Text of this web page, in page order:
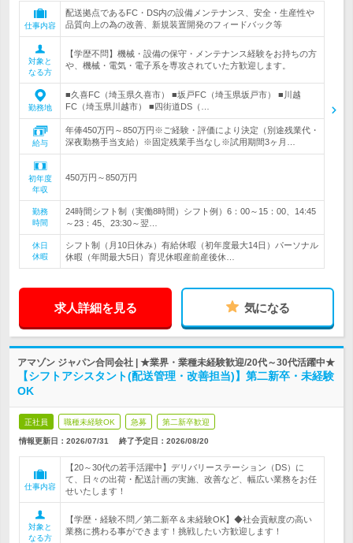
仕事内容
配送拠点であるFC・DS内の設備メンテナンス、安全・生産性や
品質向上の為の改善、新規装置開発のフィードバック等
対象と
なる方
【学歴不問】機械・設備の保守・メンテナンス経験をお持ちの方
や、機械・電気・電子系を専攻されていた方歓迎します。
勤務地
■久喜FC（埼玉県久喜市） ■坂戸FC（埼玉県坂戸市） ■川越
FC（埼玉県川越市） ■四街道DS（…
給与
年俸450万円～850万円※ご経験・評価により決定（別途残業代・
深夜勤務手当支給）※固定残業手当なし※試用期間3ヶ月…
初年度
年収
450万円～850万円
勤務
時間
24時間シフト制（実働8時間）シフト例）6：00～15：00、14:45
～23：45、23:30～翌…
休日
休暇
シフト制（月10日休み）有給休暇（初年度最大14日）パーソナル
休暇（年間最大5日）育児休暇産前産後休…
求人詳細を見る 気になる
アマゾン ジャパン合同会社 | ★業界・業種未経験歓迎/20代～30代活躍中★
【シフトアシスタント(配送管理・改善担当)】第二新卒・未経験
OK
正社員 職種未経験OK 急募 第二新卒歓迎
情報更新日：2026/07/31 終了予定日： 2026/08/20
仕事内容
【20～30代の若手活躍中】デリバリーステーション（DS）に
て、日々の出荷・配送計画の実施、改善など、幅広い業務をお任
せいたします！
対象と
なる方
【学歴・経験不問／第二新卒＆未経験OK】◆社会貢献度の高い
業務に携わる事ができます！挑戦したい方歓迎します！